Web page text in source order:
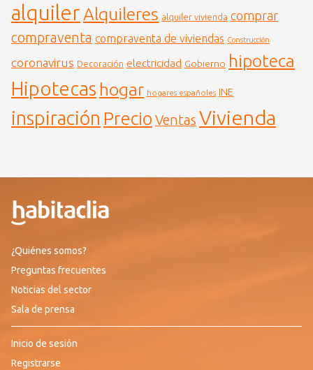
alquilerAlquileres alquiler vivienda comprar
compraventa compraventa de viviendas Construcción
coronavirus Decoración electricidad Gobierno hipoteca
Hipotecas hogar hogares españoles INE
inspiración Precio Ventas Vivienda
¿Quiénes somos?
Preguntas frecuentes
Noticias del sector
Sala de prensa
Inicio de sesión
Registrarse